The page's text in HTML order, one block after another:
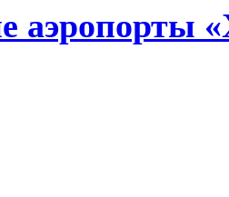
аэропорты